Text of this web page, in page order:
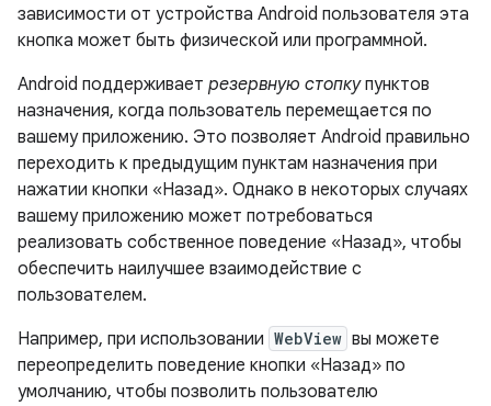
зависимости от устройства Android пользователя эта
кнопка может быть физической или программной.
Android поддерживает резервную стопкупунктов
назначения, когда пользователь перемещается по
вашему приложению. Это позволяет Android правильно
переходить к предыдущим пунктам назначения при
нажатии кнопки «Назад». Однако в некоторых случаях
вашему приложению может потребоваться
реализовать собственное поведение «Назад», чтобы
обеспечить наилучшее взаимодействие с
пользователем.
Например, при использовании WebView вы можете
переопределить поведение кнопки «Назад» по
умолчанию, чтобы позволить пользователю